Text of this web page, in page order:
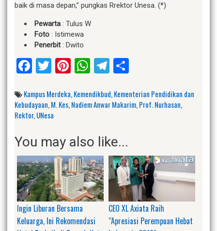
baik di masa depan,” pungkas Rrektor Unesa. (*)
Pewarta : Tulus W
Foto : Istimewa
Penerbit: Dwito
Facebook
Twitter
Pinterest
WhatsApp
Telegram
Kampus Merdeka,Kemendikbud,Kementerian Pendidikan dan
Kebudayaan,M. Kes,Nadiem Anwar Makarim,Prof. Nurhasan,
Rektor,UNesa
You may also like...
Ingin Liburan Bersama
Keluarga, Ini Rekomendasi
CEO XL Axiata Raih
“Apresiasi Perempuan Hebat